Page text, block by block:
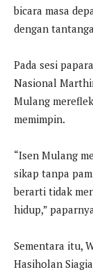
bicara masa
dengan
Pada sesi
Nasional
Mulang
memimpin.
“Isen Mulang
sikap tanpa
berarti tidak
hidup,”
Sementara itu,
Hasiholan